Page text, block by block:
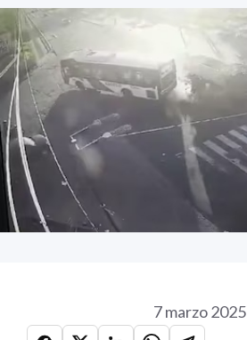
7 marzo 2025